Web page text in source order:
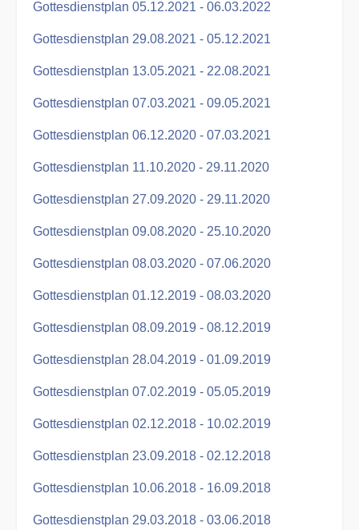
Gottesdienstplan 05.12.2021 - 06.03.2022
Gottesdienstplan 29.08.2021 - 05.12.2021
Gottesdienstplan 13.05.2021 - 22.08.2021
Gottesdienstplan 07.03.2021 - 09.05.2021
Gottesdienstplan 06.12.2020 - 07.03.2021
Gottesdienstplan 11.10.2020 - 29.11.2020
Gottesdienstplan 27.09.2020 - 29.11.2020
Gottesdienstplan 09.08.2020 - 25.10.2020
Gottesdienstplan 08.03.2020 - 07.06.2020
Gottesdienstplan 01.12.2019 - 08.03.2020
Gottesdienstplan 08.09.2019 - 08.12.2019
Gottesdienstplan 28.04.2019 - 01.09.2019
Gottesdienstplan 07.02.2019 - 05.05.2019
Gottesdienstplan 02.12.2018 - 10.02.2019
Gottesdienstplan 23.09.2018 - 02.12.2018
Gottesdienstplan 10.06.2018 - 16.09.2018
Gottesdienstplan 29.03.2018 - 03.06.2018